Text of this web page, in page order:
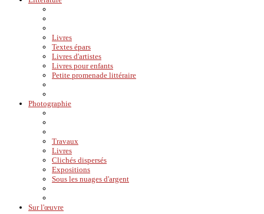
Livres
Textes épars
Livres d'artistes
Livres pour enfants
Petite promenade littéraire
Photographie
Travaux
Livres
Clichés dispersés
Expositions
Sous les nuages d'argent
Sur l'œuvre